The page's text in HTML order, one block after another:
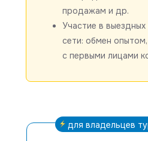
продажам и др.
Участие в
сети: обмен
с первыми лицами
для владельцев